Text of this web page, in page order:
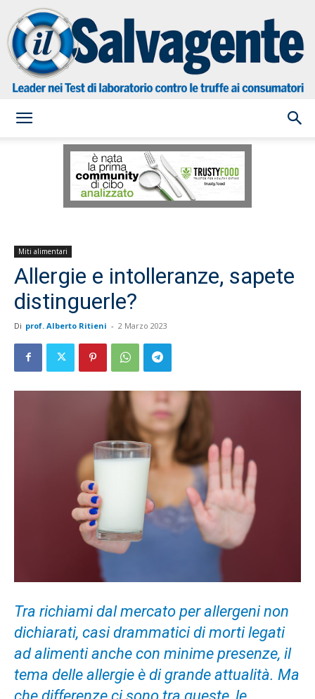
Salvagente
Miti alimentari
Allergie e intolleranze, sapete
distinguerle?
Di prof. Alberto Ritieni - 2 Marzo 2023
Tra richiami dal mercato per allergeni non
dichiarati, casi drammatici di morti legati
ad alimenti anche con minime presenze, il
tema delle allergie è di grande attualità. Ma